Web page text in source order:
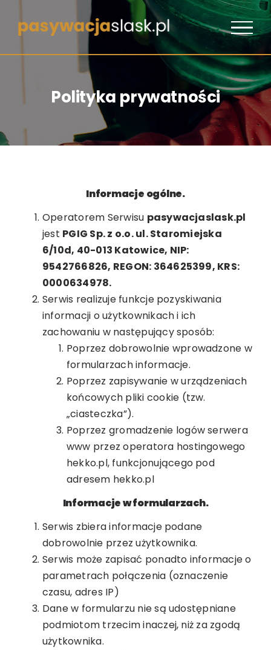
zawartości
Polityka prywatności
Informacje ogólne.
Operatorem Serwisu pasywacjaslask.pl
jest PGIG Sp. z o.o. ul. Staromiejska
6/10d, 40-013 Katowice, NIP:
9542766826, REGON: 364625399, KRS:
0000634978.
Serwis realizuje funkcje pozyskiwania
informacji o użytkownikach i ich
zachowaniu w następujący sposób:
Poprzez dobrowolnie wprowadzone w
formularzach informacje.
Poprzez zapisywanie w urządzeniach
końcowych pliki cookie (tzw.
„ciasteczka”).
Poprzez gromadzenie logów serwera
www przez operatora hostingowego
hekko.pl, funkcjonującego pod
adresem hekko.pl
Informacje w formularzach.
Serwis zbiera informacje podane
dobrowolnie przez użytkownika.
Serwis może zapisać ponadto informacje o
parametrach połączenia (oznaczenie
czasu, adres IP)
Dane w formularzu nie są udostępniane
podmiotom trzecim inaczej, niż za zgodą
użytkownika.